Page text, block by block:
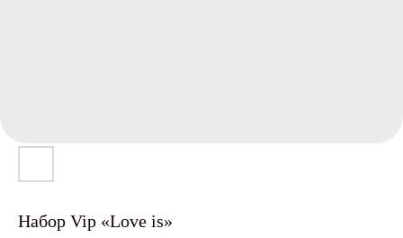
Набор Vip «Love is»